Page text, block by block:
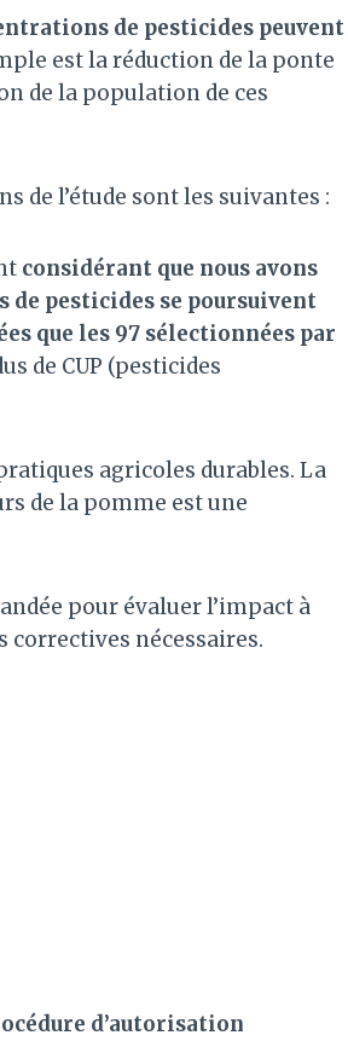
de pesticides peuvent
est la réduction de la ponte
de la population de ces
de l’étude sont les suivantes :
considérant que nous avons
de pesticides se poursuivent
que les 97 sélectionnées par
de CUP (pesticides
agricoles durables. La
de la pomme est une
pour évaluer l’impact à
nécessaires.
d’autorisation